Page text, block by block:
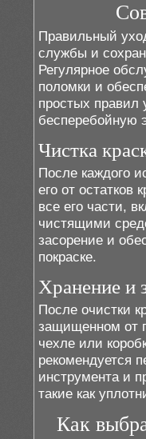
Правильный
службы и
Регулярное
поломки и
простых правил
бесперебойную
Чистка
После каждого
его от остатков
все его части,
чистящими
засорение и
покраске.
Хранение и
После очистки
защищенном от
чехле или
рекомендуется
инструмента и
такие как
Как